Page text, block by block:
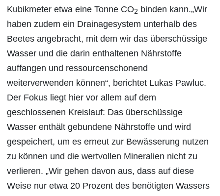
Kubikmeter etwa eine Tonne CO2 binden kann.„Wir
haben zudem ein Drainagesystem unterhalb des
Beetes angebracht, mit dem wir das überschüssige
Wasser und die darin enthaltenen Nährstoffe
auffangen und ressourcenschonend
weiterverwenden können“, berichtet Lukas Pawluc.
Der Fokus liegt hier vor allem auf dem
geschlossenen Kreislauf: Das überschüssige
Wasser enthält gebundene Nährstoffe und wird
gespeichert, um es erneut zur Bewässerung nutzen
zu können und die wertvollen Mineralien nicht zu
verlieren. „Wir gehen davon aus, dass auf diese
Weise nur etwa 20 Prozent des benötigten Wassers